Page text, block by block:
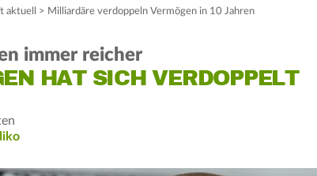
aktuell > Milliardäre verdoppeln Vermögen in 10 Jahren
immer reicher
HAT SICH VERDOPPELT